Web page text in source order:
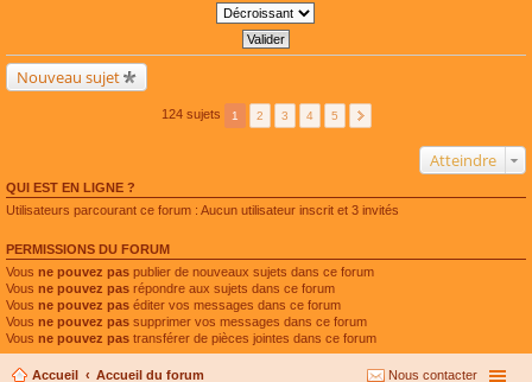
Nouveau sujet
124 sujets 1 2 3 4 5
Atteindre
QUI EST EN LIGNE ?
Utilisateurs parcourant ce forum : Aucun utilisateur inscrit et 3 invités
PERMISSIONS DU FORUM
Vous ne pouvez pas publier de nouveaux sujets dans ce forum
Vous ne pouvez pas répondre aux sujets dans ce forum
Vous ne pouvez pas éditer vos messages dans ce forum
Vous ne pouvez pas supprimer vos messages dans ce forum
Vous ne pouvez pas transférer de pièces jointes dans ce forum
Accueil Accueil du forum Nous contacter